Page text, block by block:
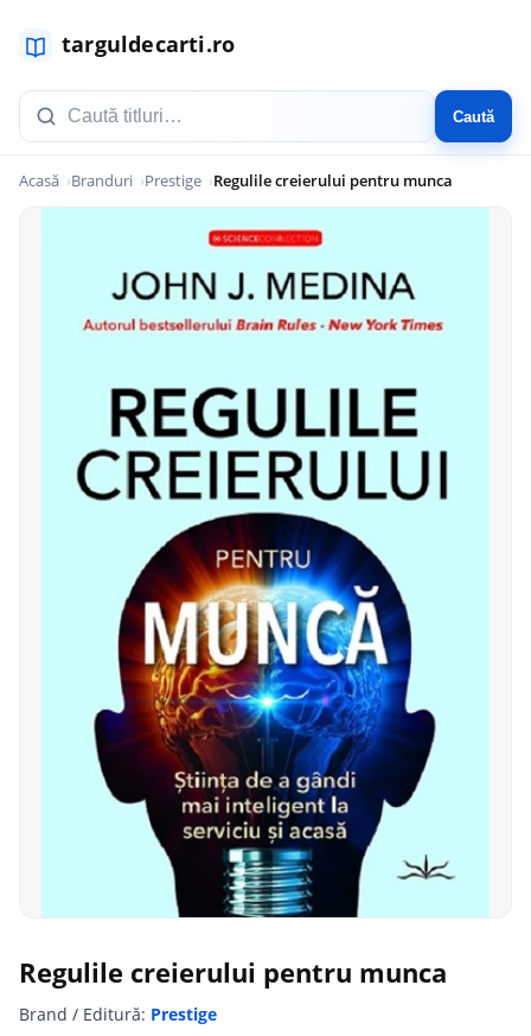
Caută
Acasă Branduri Prestige Regulile creierului pentru munca
Regulile creierului pentru munca
Brand / Editură: Prestige